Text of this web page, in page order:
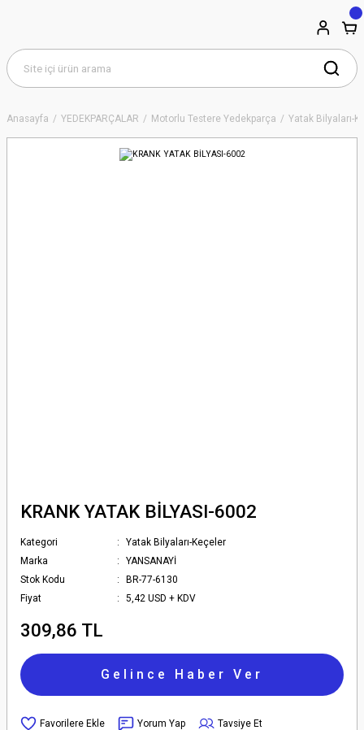
Anasayfa YEDEKPARÇALAR Motorlu Testere Yedekparça Yatak Bilyaları-
KRANK YATAK BİLYASI-6002
Kategori
Yatak Bilyaları-Keçeler
Marka
YANSANAYİ
Stok Kodu
BR-77-6130
Fiyat
5,42 USD + KDV
309,86 TL
Gelince Haber Ver
Yorum Yap
Tavsiye Et